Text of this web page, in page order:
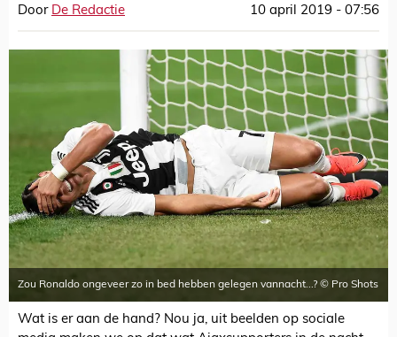
Door De Redactie 10 april 2019 - 07:56
Zou Ronaldo ongeveer zo in bed hebben gelegen vannacht...? © Pro Shots
Wat is er aan de hand? Nou ja, uit beelden op sociale